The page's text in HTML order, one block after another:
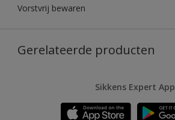
Vorstvrij bewaren
Gerelateerde producten
Sikkens Expert App